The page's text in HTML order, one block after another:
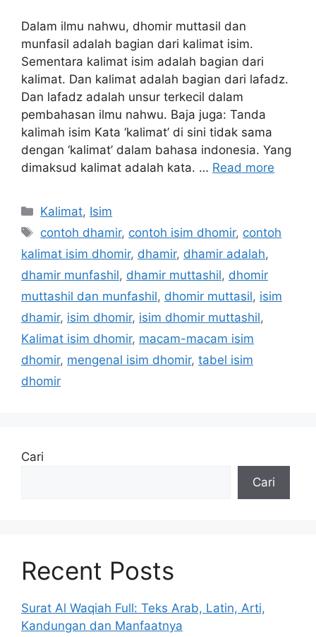
Dalam ilmu nahwu, dhomir muttasil dan
munfasil adalah bagian dari kalimat isim.
Sementara kalimat isim adalah bagian dari
kalimat. Dan kalimat adalah bagian dari lafadz.
Dan lafadz adalah unsur terkecil dalam
pembahasan ilmu nahwu. Baja juga: Tanda
kalimah isim Kata ‘kalimat’ di sini tidak sama
dengan ‘kalimat’ dalam bahasa indonesia. Yang
dimaksud kalimat adalah kata. … Read more
Kategori
Kalimat, Isim
Tag
contoh dhamir, contoh isim dhomir, contoh
kalimat isim dhomir, dhamir, dhamir adalah,
dhamir munfashil, dhamir muttashil, dhomir
muttashil dan munfashil, dhomir muttasil, isim
dhamir, isim dhomir, isim dhomir muttashil,
Kalimat isim dhomir, macam-macam isim
dhomir, mengenal isim dhomir, tabel isim
dhomir
Cari
Cari
Recent Posts
Surat Al Waqiah Full: Teks Arab, Latin, Arti,
Kandungan dan Manfaatnya